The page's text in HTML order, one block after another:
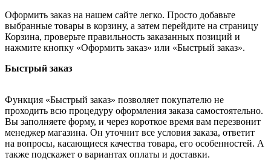
Оформить заказ на нашем сайте легко. Просто добавьте
выбранные товары в корзину, а затем перейдите на страницу
Корзина, проверьте правильность заказанных позиций и
нажмите кнопку «Оформить заказ» или «Быстрый заказ».
Быстрый заказ
Функция «Быстрый заказ» позволяет покупателю не
проходить всю процедуру оформления заказа самостоятельно.
Вы заполняете форму, и через короткое время вам перезвонит
менеджер магазина. Он уточнит все условия заказа, ответит
на вопросы, касающиеся качества товара, его особенностей. А
также подскажет о вариантах оплаты и доставки.